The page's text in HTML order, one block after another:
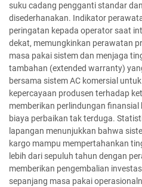
suku cadang pengganti standar
disederhanakan. Indikator
peringatan kepada operator saat
dekat, memungkinkan perawatan
masa pakai sistem dan menjaga
tambahan (extended warranty)
bersama sistem AC komersial
kepercayaan produsen terhadap
memberikan perlindungan
biaya perbaikan tak terduga.
lapangan menunjukkan bahwa
kargo mampu mempertahankan
lebih dari sepuluh tahun dengan
memberikan pengembalian
sepanjang masa pakai